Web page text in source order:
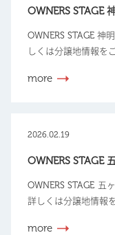
OWNERS STAGE
OWNERS STAGE 神
しくは分譲地情報を
more
2026.02.19
OWNERS STAGE
OWNERS STAGE 五
詳しくは分譲地情報
more